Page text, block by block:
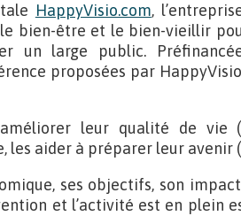
HappyVisio.com,
bien-être et le bien-vieillir
un large public.
proposées par
leur qualité de vie
les aider à préparer leur avenir
ses objectifs, son
et l’activité est en plein